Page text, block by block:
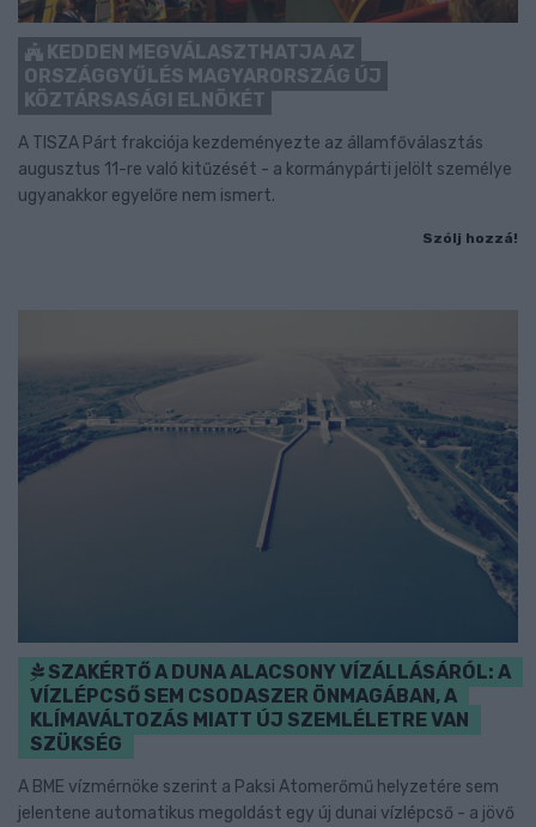
KEDDEN MEGVÁLASZTHATJA AZ
ORSZÁGGYŰLÉS MAGYARORSZÁG ÚJ
KÖZTÁRSASÁGI ELNÖKÉT
A TISZA Párt frakciója kezdeményezte az államfőválasztás
augusztus 11-re való kitűzését - a kormánypárti jelölt személye
ugyanakkor egyelőre nem ismert.
Szólj hozzá!
SZAKÉRTŐ A DUNA ALACSONY VÍZÁLLÁSÁRÓL: A
VÍZLÉPCSŐ SEM CSODASZER ÖNMAGÁBAN, A
KLÍMAVÁLTOZÁS MIATT ÚJ SZEMLÉLETRE VAN
SZÜKSÉG
A BME vízmérnöke szerint a Paksi Atomerőmű helyzetére sem
jelentene automatikus megoldást egy új dunai vízlépcső - a jövő